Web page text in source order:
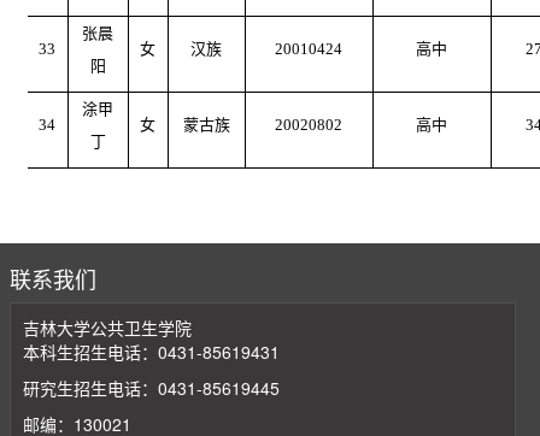
33
张晨
阳
女 汉族 20010424 高中
34
涂甲
丁
女 蒙古族 20020802 高中
联系我们
吉林大学公共卫生学院
本科生招生电话：0431-85619431
研究生招生电话：0431-85619445
邮编：130021